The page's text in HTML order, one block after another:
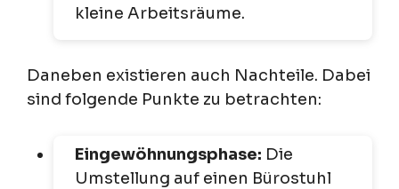
kleine Arbeitsräume.
Daneben existieren auch Nachteile. Dabei
sind folgende Punkte zu betrachten:
Eingewöhnungsphase: Die
Umstellung auf einen Bürostuhl